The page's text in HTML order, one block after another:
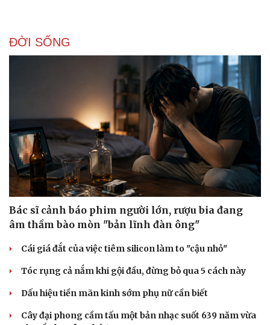
ĐỜI SỐNG
Bác sĩ cảnh báo phim người lớn, rượu bia đang
âm thầm bào mòn "bản lĩnh đàn ông"
Cái giá đắt của việc tiêm silicon làm to "cậu nhỏ"
Tóc rụng cả nắm khi gội đầu, đừng bỏ qua 5 cách này
Dấu hiệu tiền mãn kinh sớm phụ nữ cần biết
Cây đại phong cầm tấu một bản nhạc suốt 639 năm vừa